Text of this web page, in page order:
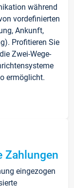
während
vordefinierten
Ankunft,
Profitieren Sie
Zwei-Wege-
ermöglicht.
Zahlungen
eingezogen